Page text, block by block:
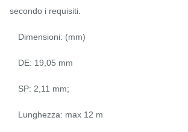
secondo i requisiti.
Dimensioni: (mm)
DE: 19,05 mm
SP: 2,11 mm;
Lunghezza: max 12 m